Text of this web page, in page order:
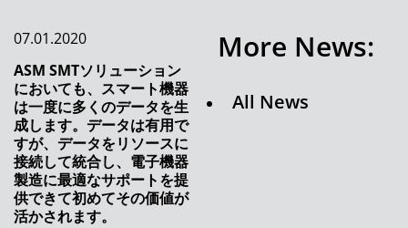
Dr. Martin Kruessmann 氏が COO として
ASMPT チームに加わりました
ASMPTは、将来に向けSMTソリューションズ
のリーダーシップの変更を発表します
デジタルトランスフォーメーションは様々な顔
を持っています
ASMPTの新しいはんだペースト印刷機でさら
07.01.2020
ASM SMTソリューション
においても、スマート機器
は一度に多くのデータを生
成します。データは有用で
すが、データをリソースに
接続して統合し、電子機器
製造に最適なサポートを提
供できて初めてその価値が
活かされます。
More News:
All News